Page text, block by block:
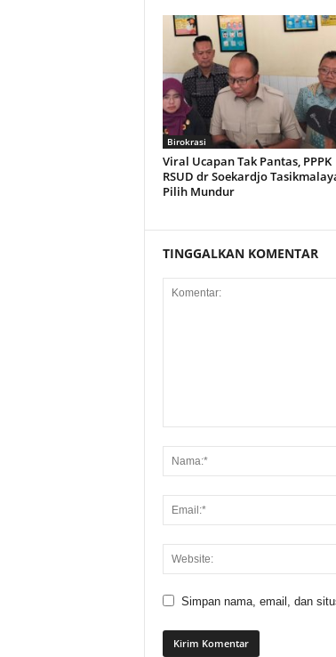
Birokrasi
Viral Ucapan Tak Pantas, PPPK
RSUD dr Soekardjo
Pilih Mundur
TINGGALKAN KOMENTAR
Simpan nama, email, dan